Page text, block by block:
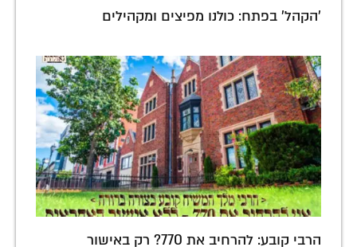
'הקהל' בפתח: כולנו מפיצים ומקהילים
הרבי קובע: להרחיב את 770? רק באישור